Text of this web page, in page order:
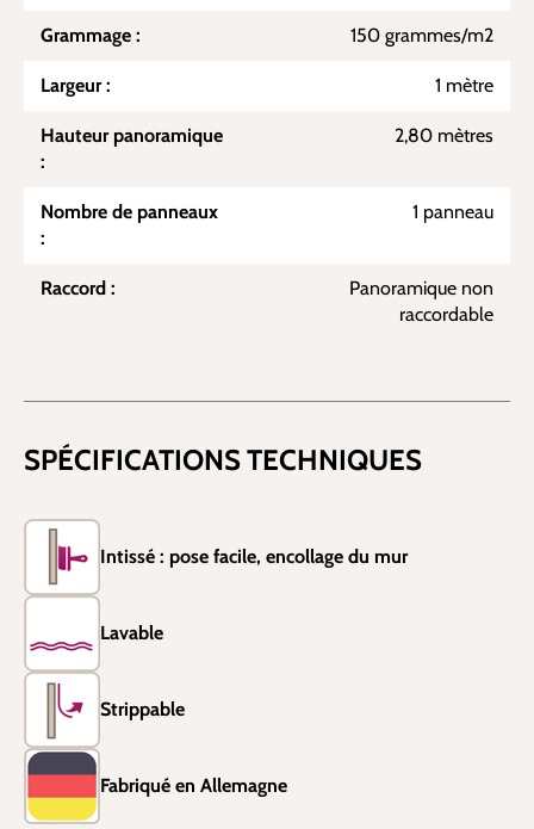
Grammage : 150 grammes/m2
Largeur : 1 mètre
Hauteur panoramique
:
2,80 mètres
Nombre de panneaux
:
1 panneau
Raccord :
Panoramique non
raccordable
SPÉCIFICATIONS TECHNIQUES
Intissé : pose facile, encollage du mur
Lavable
Strippable
Fabriqué en Allemagne